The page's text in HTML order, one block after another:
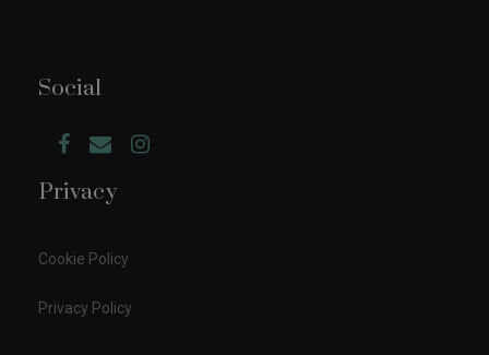
Social
Privacy
Cookie Policy
Privacy Policy